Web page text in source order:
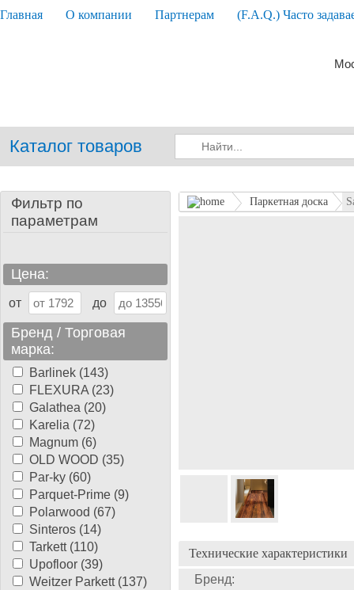
Главная О компании Партнерам (F.A.Q.) Часто
Каталог товаров
Фильтр по
параметрам
Цена:
от до
Бренд / Торговая
марка:
Barlinek (143)
FLEXURA (23)
Galathea (20)
Karelia (72)
Magnum (6)
OLD WOOD (35)
Par-ky (60)
Parquet-Prime (9)
Polarwood (67)
Sinteros (14)
Tarkett (110)
Upofloor (39)
Weitzer Parkett (137)
Паркетная доска
Технические характеристики
Бренд: